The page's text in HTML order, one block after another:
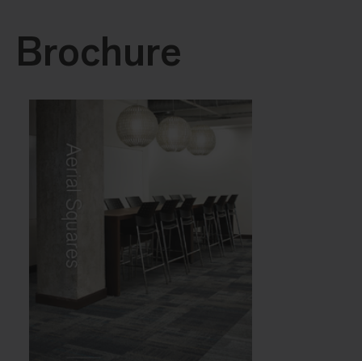
Brochure